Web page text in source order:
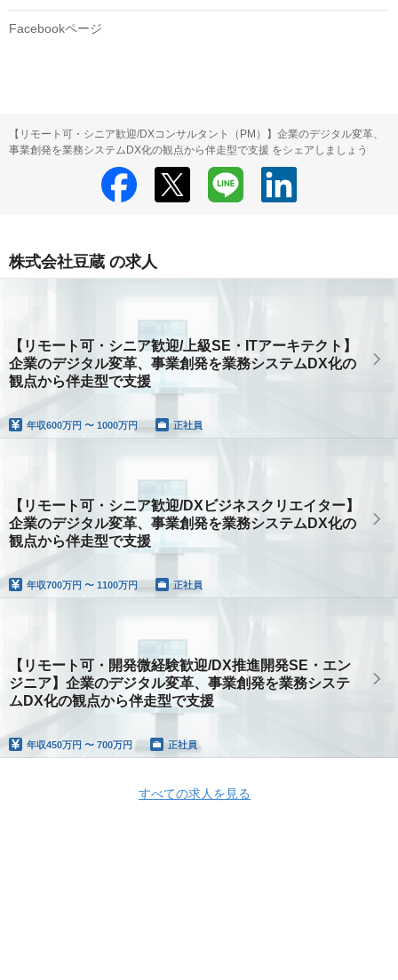
Facebookページ
【リモート可・シニア歓迎/DXコンサルタント（PM）】企業のデジタル変革、
事業創発を業務システムDX化の観点から伴走型で支援 をシェアしましょう
株式会社豆蔵 の求人
【リモート可・シニア歓迎/上級SE・ITアーキテクト】
企業のデジタル変革、事業創発を業務システムDX化の
観点から伴走型で支援
年収600万円 〜 1000万円 正社員
【リモート可・シニア歓迎/DXビジネスクリエイター】
企業のデジタル変革、事業創発を業務システムDX化の
観点から伴走型で支援
年収700万円 〜 1100万円 正社員
【リモート可・開発微経験歓迎/DX推進開発SE・エン
ジニア】企業のデジタル変革、事業創発を業務システ
ムDX化の観点から伴走型で支援
年収450万円 〜 700万円 正社員
すべての求人を見る